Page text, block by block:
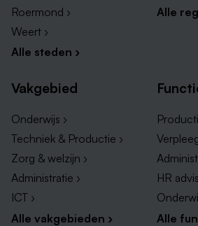
Roermond ›
Weert ›
Alle steden ›
Alle
Vakgebied
Onderwijs ›
Techniek & Productie ›
Zorg & welzijn ›
Administratie ›
ICT ›
Alle vakgebieden ›
HR
Alle